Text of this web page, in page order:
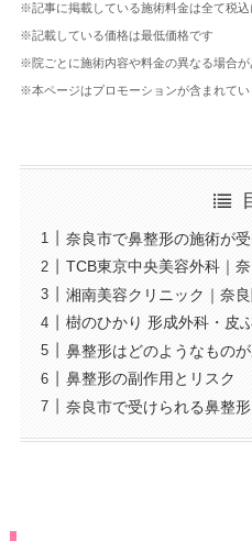
※記事に掲載している施術料金は全て税込
※記載している価格は最低価格です
※院ごとに施術内容や料金の異なる場合が
※本ページはプロモーションが含まれてい
奈良市で鼻整形の施術が
TCB東京中央美容外科｜
湘南美容クリニック｜奈
樹のひかり 形成外科・皮
鼻整形はどのようなものが
鼻整形の副作用とリスク
奈良市で受けられる鼻整